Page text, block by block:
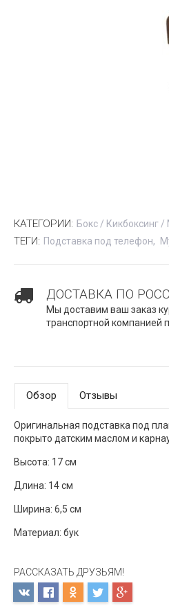
КАТЕГОРИИ: Бокс / Кикбоксинг /
ТЕГИ: Подставка под телефон
ДОСТАВКА ПО
Мы доставим ваш заказ
транспортной компанией
Обзор Отзывы
Оригинальная подставка под
покрыто датским маслом и
Высота: 17 см
Длина: 14 см
Ширина: 6,5 см
Материал: бук
РАССКАЗАТЬ ДРУЗЬЯМ!